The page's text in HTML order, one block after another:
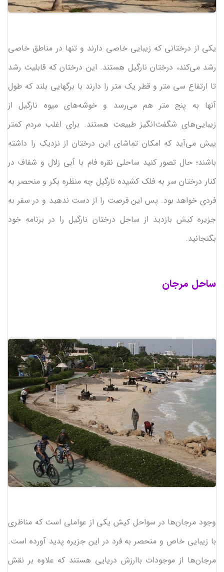
یکی از درختانی که زیبایی خاصی دارند و تنها در مناطق خاصی
رشد می‌کند، درختان نارگیل هستند. این درختان که قابلیت رشد
تا ارتفاع سی متر و قطر یک متر را دارند با برگهایی بلند که طول
آنها به پنج متر هم می‌رسد و خوشه‌های میوه نارگیل از
زیبایی‌های شگفت‌انگیز طبیعت هستند. برای اغلب مردم کمتر
پیش می‌آید که امکان تماشای این درختان از نزدیک را داشته
باشند؛ حال تصور کنید ساحلی نقره فام با آبی زلال و شفاف در
کنار درختان سر به فلک کشیده نارگیل چه منظره بکر و منحصر به
فردی خواهد بود. پس این فرصت را از دست ندهید و در سفر به
جزیره کیش بازدید از ساحل درختان نارگیل را در برنامه خود
بگنجانید.
ساحل مرجان
وجود مرجان‌ها در سواحل کیش یکی از عواملی است که مناظری
با زیبایی خاص و منحصر به فرد در این جزیره پدید آورده است.
مرجان‌ها از موجودات باارزش دریایی هستند که علاوه بر نقش